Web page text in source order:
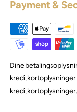
Payment &
Dine
kreditkortoplysninger
kreditkortoplysninger.